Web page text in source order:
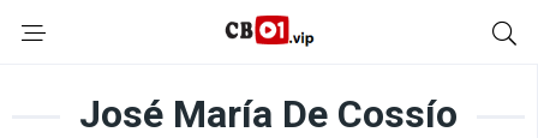
José María De Cossío